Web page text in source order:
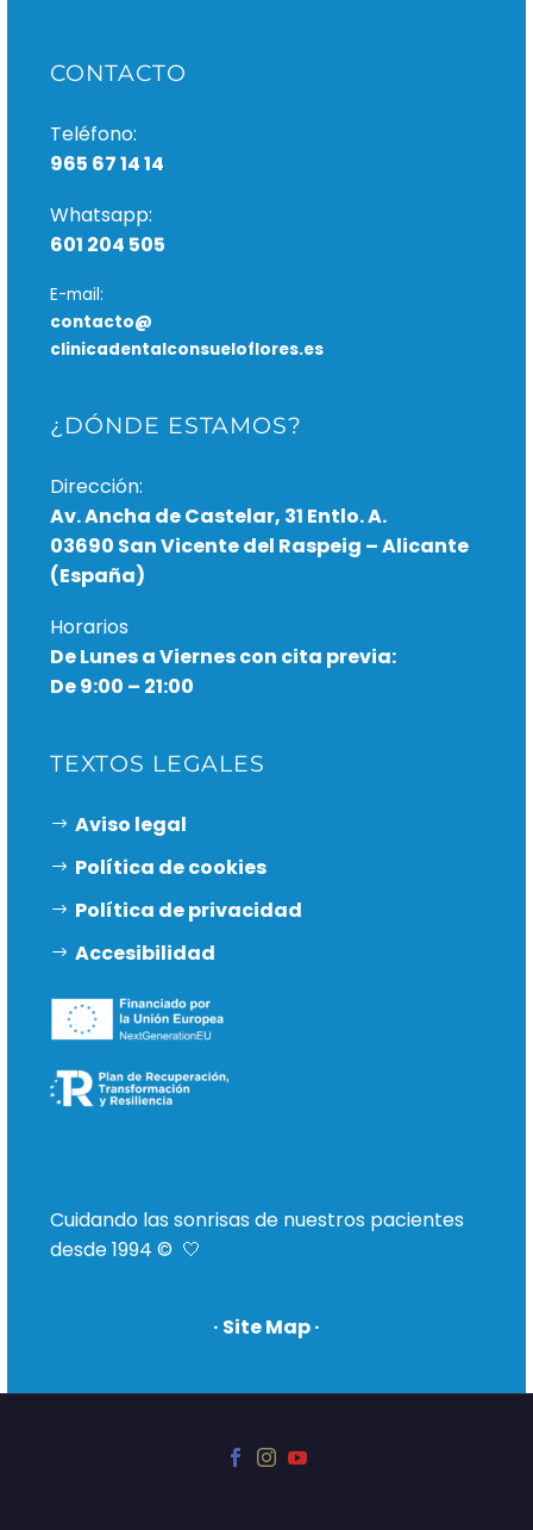
CONTACTO
Teléfono:
965 67 14 14
Whatsapp:
601 204 505
E-mail:
contacto@
clinicadentalconsueloflores.es
¿DÓNDE ESTAMOS?
Dirección:
Av. Ancha de Castelar, 31 Entlo. A.
03690 San Vicente del Raspeig – Alicante
(España)
Horarios
De Lunes a Viernes con cita previa:
De 9:00 – 21:00
TEXTOS LEGALES
Aviso legal
Política de cookies
Política de privacidad
Accesibilidad
Cuidando las sonrisas de nuestros pacientes
desde 1994 © 🤍
· Site Map ·